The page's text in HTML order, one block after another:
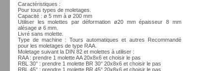
Caractéristiques :
Pour tous types de moletages.
Capacité : ø 5 mm à ø 200 mm
Utiliser les molettes par déformation ø20 mm épaisseur 8 mm
alésage ø 6 mm.
Livré sans molette.
Type de machine : Tours automatiques et autres Recommandé
pour les moletages de type RAA.
Moletage suivant la DIN 82 et molettes à utiliser :
RAA : prendre 1 molette AA 20x8x6 et choisir le pas
RBL 30° : prendre 1 molette BR 30° 20x8x6 et choisir le pas
RBL 45° : prendre 1 molette BR 45° 20x8x6 et choisir le pas